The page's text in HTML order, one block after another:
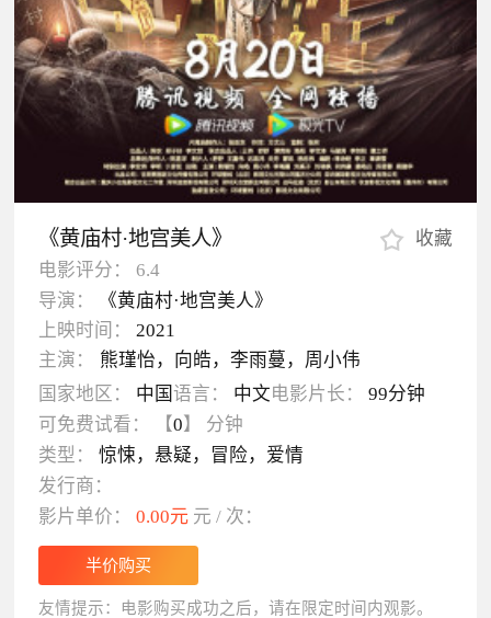
收藏
《黄庙村·地宫美人》
电影评分：
6.4
导演：
《黄庙村·地宫美人》
上映时间：
2021
主演：
熊瑾怡，向皓，李雨蔓，周小伟
国家地区：
中国语言： 中文电影片长：
99分钟
可免费试看：
【0】
分钟
类型：
惊悚，悬疑，冒险，爱情
发行商：
影片单价：
0.00元 元 / 次：
友情提示：电影购买成功之后，请在限定时间内观影。